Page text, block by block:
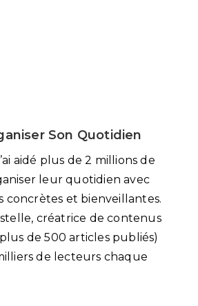
Son Quotidien
aidé plus de 2 millions de
leur quotidien avec
concrètes et bienveillantes.
créatrice de contenus
de 500 articles publiés)
de lecteurs chaque